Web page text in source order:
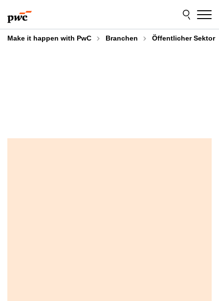
to
content
to
footer
Make it happen with PwC Branchen Öffentlicher Sektor